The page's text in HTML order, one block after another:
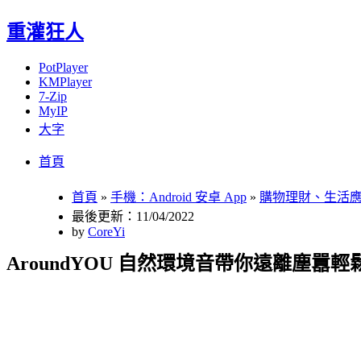
重灌狂人
PotPlayer
KMPlayer
7-Zip
MyIP
大字
首頁
首頁 » 手機：Android 安卓 App » 購物理財、生活
最後更新：11/04/2022
by CoreYi
AroundYOU 自然環境音帶你遠離塵囂輕